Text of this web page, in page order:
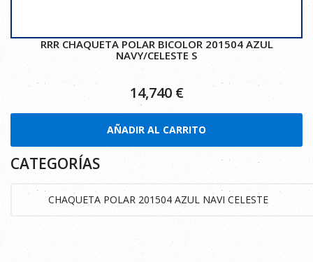
RRR CHAQUETA POLAR BICOLOR 201504 AZUL
NAVY/CELESTE S
14,740 €
AÑADIR AL CARRITO
CATEGORÍAS